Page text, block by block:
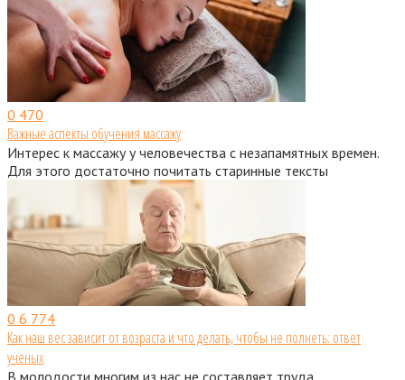
0 470
Важные аспекты обучения массажу
Интерес к массажу у человечества с незапамятных времен.
Для этого достаточно почитать старинные тексты
0 6 774
Как наш вес зависит от возраста и что делать, чтобы не полнеть: ответ
ученых
В молодости многим из нас не составляет труда